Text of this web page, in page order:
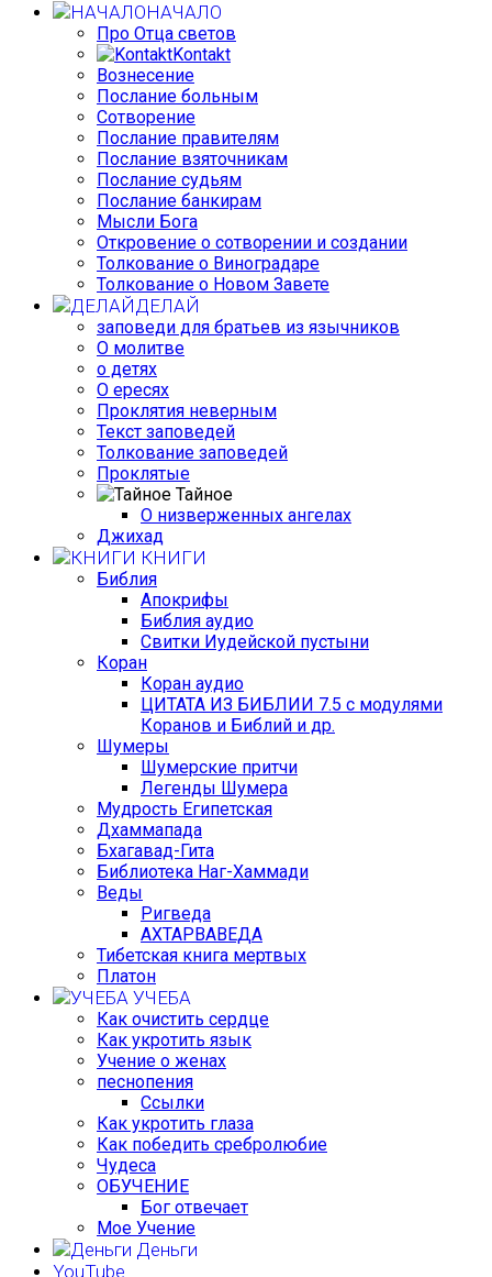
НАЧАЛО
Про Отца светов
Kontakt
Вознесение
Послание больным
Сотворение
Послание правителям
Послание взяточникам
Послание судьям
Послание банкирам
Мысли Бога
Откровение о сотворении и создании
Толкование о Виноградаре
Толкование о Новом Завете
ДЕЛАЙ
заповеди для братьев из язычников
О молитве
о детях
О ересях
Проклятия неверным
Текст заповедей
Толкование заповедей
Проклятые
Тайное
О низверженных ангелах
Джихад
КНИГИ
Библия
Апокрифы
Библия аудио
Свитки Иудейской пустыни
Коран
Коран аудио
ЦИТАТА ИЗ БИБЛИИ 7.5 с модулями
Коранов и Библий и др.
Шумеры
Шумерские притчи
Легенды Шумера
Мудрость Египетская
Дхаммапада
Бхагавад-Гита
Библиотека Наг-Хаммади
Веды
Ригведа
АХТАРВАВЕДА
Тибетская книга мертвых
Платон
УЧЕБА
Как очистить сердце
Как укротить язык
Учение о женах
песнопения
Ссылки
Как укротить глаза
Как победить сребролюбие
Чудеса
ОБУЧЕНИЕ
Бог отвечает
Мое Учение
Деньги
YouTube